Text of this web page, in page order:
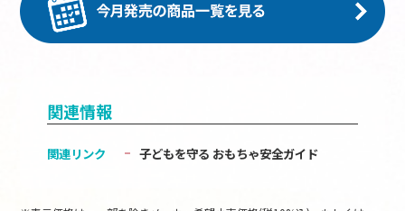
関連情報
関連リンク 子どもを守る おもちゃ安全ガイド